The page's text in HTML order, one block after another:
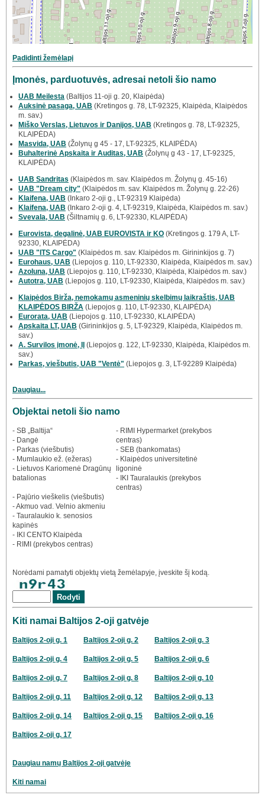
Padidinti žemėlapį
Įmonės, parduotuvės, adresai netoli šio namo
UAB Meilesta (Baltijos 11-oji g. 20, Klaipėda)
Auksinė pasaga, UAB (Kretingos g. 78, LT-92325, Klaipėda, Klaipėdos
m. sav.)
Miško Verslas, Lietuvos ir Danijos, UAB (Kretingos g. 78, LT-92325,
KLAIPĖDA)
Masvida, UAB (Žolynų g 45 - 17, LT-92325, KLAIPĖDA)
Buhalterinė Apskaita ir Auditas, UAB (Žolynų g 43 - 17, LT-92325,
KLAIPĖDA)
UAB Sandritas (Klaipėdos m. sav. Klaipėdos m. Žolynų g. 45-16)
UAB "Dream city" (Klaipėdos m. sav. Klaipėdos m. Žolynų g. 22-26)
Klaifena, UAB (Inkaro 2-oji g., LT-92319 Klaipėda)
Klaifena, UAB (Inkaro 2-oji g. 4, LT-92319, Klaipėda, Klaipėdos m. sav.)
Svevala, UAB (Šiltnamių g. 6, LT-92330, KLAIPĖDA)
Eurovista, degalinė, UAB EUROVISTA ir KO (Kretingos g. 179 A, LT-
92330, KLAIPĖDA)
UAB "ITS Cargo" (Klaipėdos m. sav. Klaipėdos m. Girininkijos g. 7)
Eurohaus, UAB (Liepojos g. 110, LT-92330, Klaipėda, Klaipėdos m. sav.)
Azoluna, UAB (Liepojos g. 110, LT-92330, Klaipėda, Klaipėdos m. sav.)
Autotra, UAB (Liepojos g. 110, LT-92330, Klaipėda, Klaipėdos m. sav.)
Klaipėdos Birža, nemokamų asmeninių skelbimų laikraštis, UAB
KLAIPĖDOS BIRŽA (Liepojos g. 110, LT-92330, KLAIPĖDA)
Eurorata, UAB (Liepojos g. 110, LT-92330, KLAIPĖDA)
Apskaita LT, UAB (Girininkijos g. 5, LT-92329, Klaipėda, Klaipėdos m.
sav.)
A. Survilos įmonė, IĮ
(Liepojos g. 122, LT-92330, Klaipėda, Klaipėdos m.
sav.)
Parkas, viešbutis, UAB "Ventė" (Liepojos g. 3, LT-92289 Klaipėda)
Daugiau...
Objektai netoli šio namo
- SB „Baltija“
- Dangė
- Parkas (viešbutis)
- Mumlaukio ež. (ežeras)
- Lietuvos Kariomenė Dragūnų
batalionas
- Pajūrio vieškelis (viešbutis)
- Akmuo vad. Velnio akmeniu
- Tauralaukio k. senosios
kapinės
- IKI CENTO Klaipėda
- RIMI (prekybos centras)
- RIMI Hypermarket (prekybos
centras)
- SEB (bankomatas)
- Klaipėdos universitetinė
ligoninė
- IKI Tauralaukis (prekybos
centras)
Norėdami pamatyti objektų vietą žemėlapyje, įveskite šį kodą.
Kiti namai Baltijos 2-oji gatvėje
Baltijos 2-oji g. 1 Baltijos 2-oji g. 2 Baltijos 2-oji g. 3
Baltijos 2-oji g. 4 Baltijos 2-oji g. 5 Baltijos 2-oji g. 6
Baltijos 2-oji g. 7 Baltijos 2-oji g. 8 Baltijos 2-oji g. 10
Baltijos 2-oji g. 11 Baltijos 2-oji g. 12 Baltijos 2-oji g. 13
Baltijos 2-oji g. 14 Baltijos 2-oji g. 15 Baltijos 2-oji g. 16
Baltijos 2-oji g. 17
Daugiau namų Baltijos 2-oji gatvėje
Kiti namai